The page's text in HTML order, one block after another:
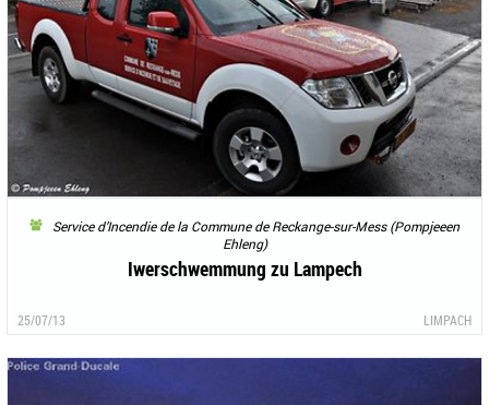
Service d’Incendie de la Commune de Reckange-sur-Mess (Pompjeeen
Ehleng)
Iwerschwemmung zu Lampech
25/07/13 LIMPACH